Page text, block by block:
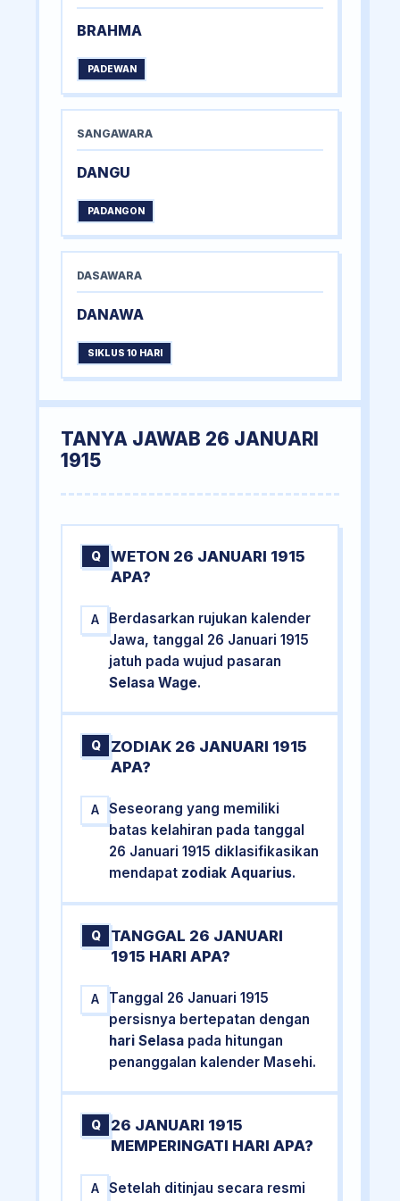
BRAHMA
PADEWAN
SANGAWARA
DANGU
PADANGON
DASAWARA
DANAWA
SIKLUS 10 HARI
TANYA JAWAB 26 JANUARI
1915
Q
WETON 26 JANUARI 1915
APA?
A
Berdasarkan rujukan kalender
Jawa, tanggal 26 Januari 1915
jatuh pada wujud pasaran
Selasa Wage.
Q
ZODIAK 26 JANUARI 1915
APA?
A
Seseorang yang memiliki
batas kelahiran pada tanggal
26 Januari 1915 diklasifikasikan
mendapat zodiak Aquarius.
Q
TANGGAL 26 JANUARI
1915 HARI APA?
A
Tanggal 26 Januari 1915
persisnya bertepatan dengan
hari Selasa pada hitungan
penanggalan kalender Masehi.
Q
26 JANUARI 1915
MEMPERINGATI HARI APA?
A
Setelah ditinjau secara resmi